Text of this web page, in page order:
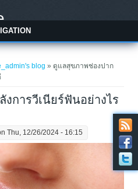
blog » ดูแลสุขภาพช่องปาก
การวีเนียร์ฟันอย่างไร
Thu, 12/26/2024 - 16:15